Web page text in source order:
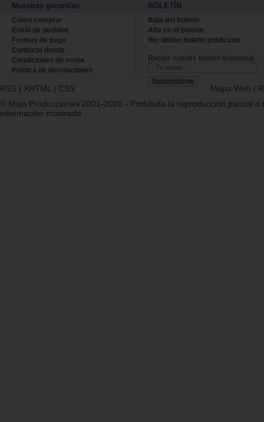
Nuestras garantías
Cómo comprar
Envío de pedidos
Formas de pago
Contacto tienda
Condiciones de venta
Política de devoluciones
BOLETÍN
Baja del boletin
Alta en el boletin
Ver último boletin publicado
Recibe nuestro boletín quincenal.
RSS | XHTML | CSS Mapa Web |
© Majo Producciones 2001-2026 - Prohibida la reproducción parcial o
información mostrada